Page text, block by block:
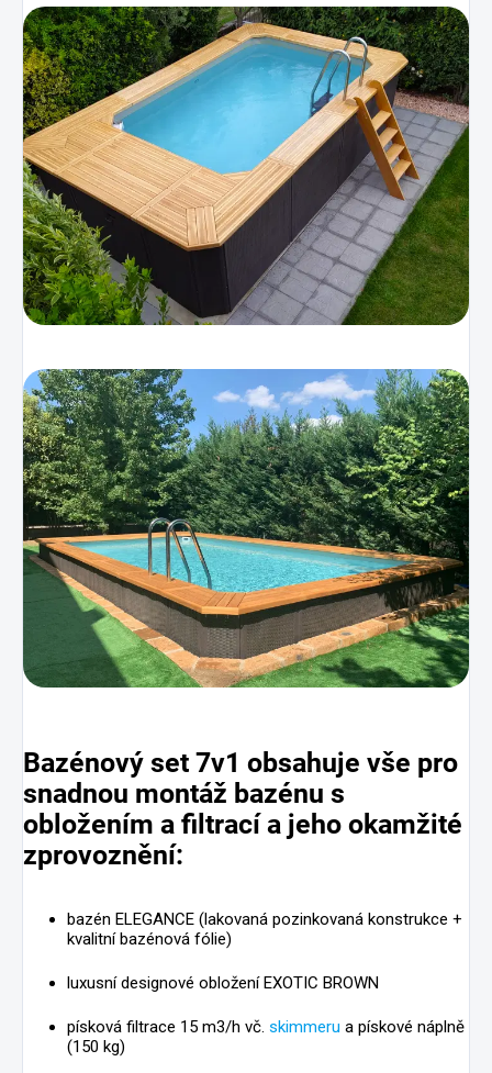
Bazénový set 7v1 obsahuje vše pro
snadnou montáž bazénu s
obložením a filtrací a jeho okamžité
zprovoznění:
bazén ELEGANCE (lakovaná pozinkovaná konstrukce +
kvalitní bazénová fólie)
luxusní designové obložení EXOTIC BROWN
písková filtrace 15 m3/h vč. skimmeru a pískové náplně
(150 kg)